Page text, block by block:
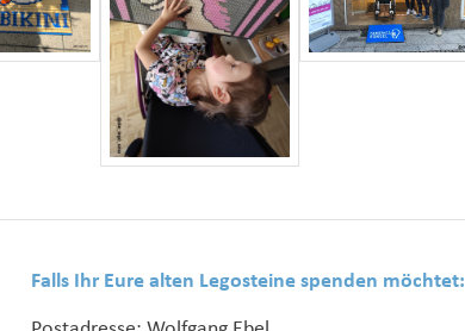
Falls Ihr Eure alten Legosteine spenden möchtet: